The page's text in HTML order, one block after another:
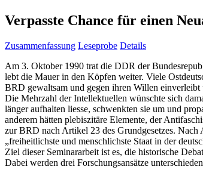
Verpasste Chance für einen
Zusammenfassung Leseprobe Details
Am 3. Oktober 1990 trat die DDR der
lebt die Mauer in den Köpfen weiter. Viele
BRD gewaltsam und gegen ihren Willen
Die Mehrzahl der Intellektuellen wünschte sich
länger aufhalten liesse, schwenkten sie um und
anderem hätten plebiszitäre Elemente, der
zur BRD nach Artikel 23 des Grundgesetzes.
„freiheitlichste und menschlichste Staat in der
Ziel dieser Seminararbeit ist es, die historische
Dabei werden drei Forschungsansätze